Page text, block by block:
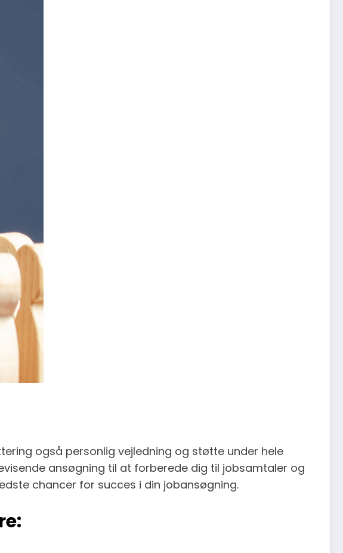
også personlig vejledning og støtte under hele
ansøgning til at forberede dig til jobsamtaler og
chancer for succes i din jobansøgning.